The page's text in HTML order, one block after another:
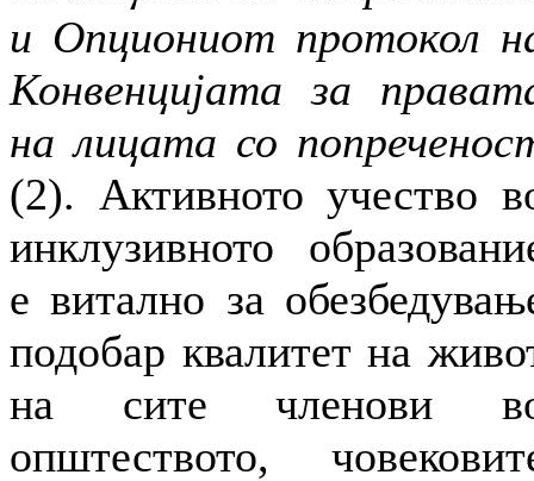
и Опциониот протокол
Конвенцијата за
на лицата со
(2). Активното учество
инклузивното
е витално за
подобар квалитет на
на сите членови
општеството,